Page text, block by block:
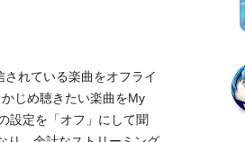
れている楽曲をオフライ
じめ聴きたい楽曲をMy
設定を「オフ」にして聞